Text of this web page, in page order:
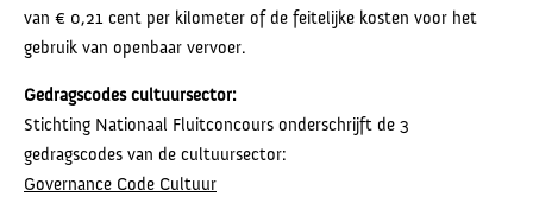
van € 0,21 cent per kilometer of de feitelijke kosten voor het
gebruik van openbaar vervoer.
Gedragscodes cultuursector:
Stichting Nationaal Fluitconcours onderschrijft de 3
gedragscodes van de cultuursector:
Governance Code Cultuur